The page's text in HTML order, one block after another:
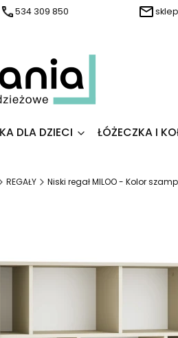
534 309 850
DLA DZIECI ŁÓŻECZKA I
REGAŁY Niski regał MILOO - Kolor